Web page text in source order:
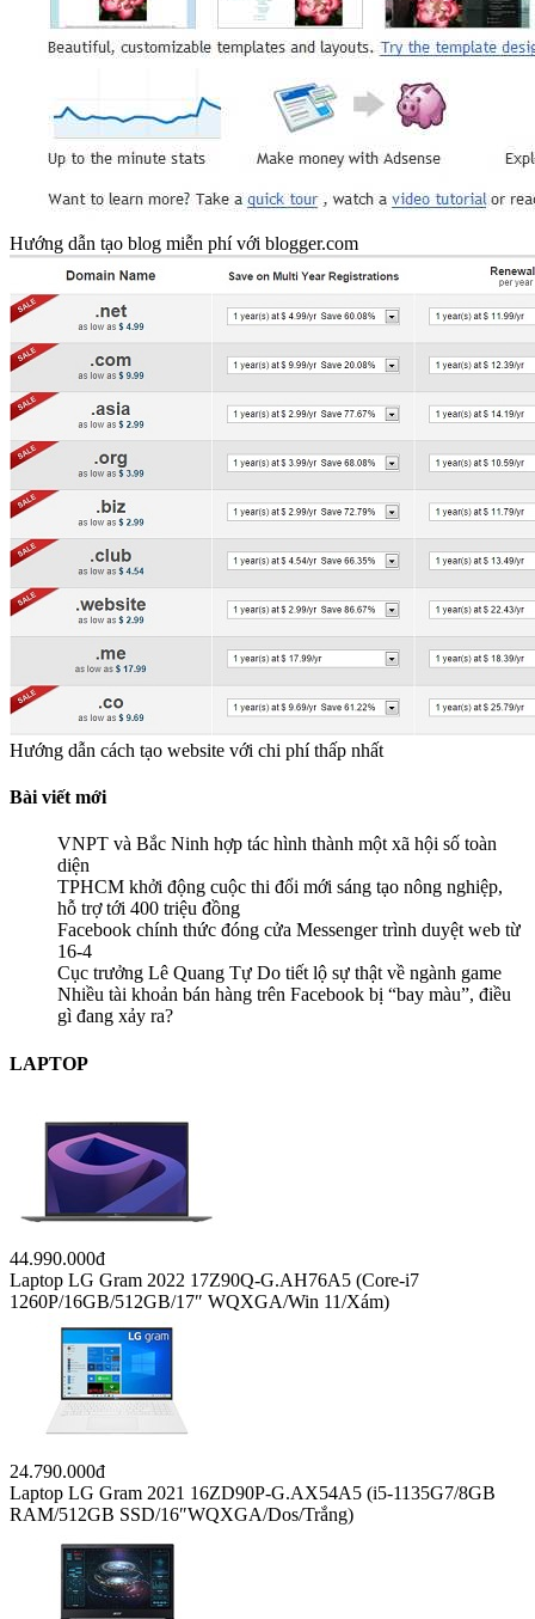
Hướng dẫn tạo blog miễn phí với blogger.com
Hướng dẫn cách tạo website với chi phí thấp nhất
Bài viết mới
VNPT và Bắc Ninh hợp tác hình thành một xã hội số toàn
diện
TPHCM khởi động cuộc thi đổi mới sáng tạo nông nghiệp,
hỗ trợ tới 400 triệu đồng
Facebook chính thức đóng cửa Messenger trình duyệt web từ
16-4
Cục trưởng Lê Quang Tự Do tiết lộ sự thật về ngành game
Nhiều tài khoản bán hàng trên Facebook bị “bay màu”, điều
gì đang xảy ra?
LAPTOP
44.990.000đ
Laptop LG Gram 2022 17Z90Q-G.AH76A5 (Core-i7
1260P/16GB/512GB/17″ WQXGA/Win 11/Xám)
24.790.000đ
Laptop LG Gram 2021 16ZD90P-G.AX54A5 (i5-1135G7/8GB
RAM/512GB SSD/16″WQXGA/Dos/Trắng)